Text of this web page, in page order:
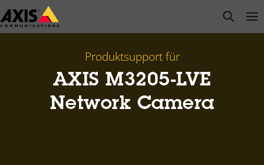
Zum
Hauptinhalt
open
Produktsupport für
AXIS M3205-LVE
Network Camera